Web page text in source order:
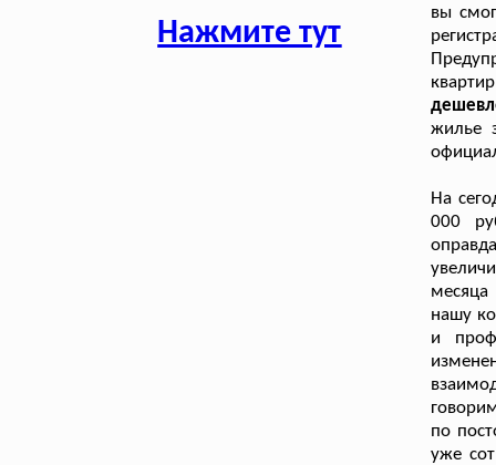
Нажмите тут
вы
жилье
На
000
нашу
и
по
уже